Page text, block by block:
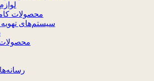
محصولات
سیستم‌های